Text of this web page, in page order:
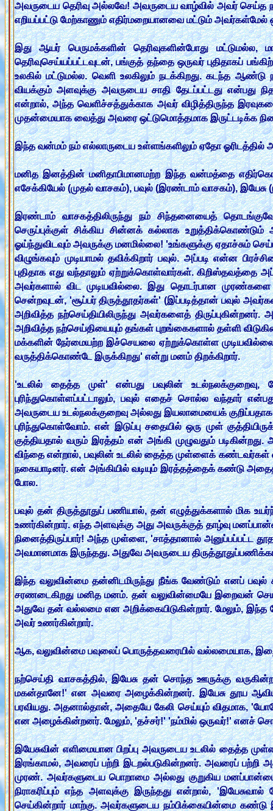
அவருடைய தெரிவு அல்லவே! அவருடைய வாழ்வில் அவர் செய்த
எறியப்பட்டு மேற்காணும் எதிர்மறையானவை மட்டும் அவர்கள்மேல்
இது ஆயர் பெருமக்களின் தெரிவுகளின்போது மட்டுமல்ல,
தெரிவுசெய்யப்பட்டவுடன், பங்குத் தந்தை ஒருவர் புதிதாகப்
உலகில் மட்டுமல்ல. வெளி உலகிலும் நடக்கிறது. கடந்த ஆண்டு
வியக்கும் அளவுக்கு அவருடைய சாதி தேடப்பட்டது என்பது
என்றால், அந்த வெளிச்சத்துக்காக அவர் விழித்திருந்த
முதன்மையாக வைத்து அவரை ஒட்டுமொத்தமாக இருட்டடிக்க
இந்த வன்மம் நம் எல்லாருடைய உள்ளங்களிலும் ஏதோ ஓரிடத்தில்
மனித இனத்தின் மனிதாபிமானமற்ற இந்த வன்மத்தை
எசேக்கியேல் (முதல் வாசகம்), பவுல் (இரண்டாம் வாசகம்), இயேசு
இரண்டாம் வாசகத்திலிருந்து நம் சிந்தனையைத்
செருப்புக்குள் சிக்கிய சின்னக் கல்லாக
ஓய்ந்துவிடவும் அவருக்கு மனமில்லை! 'உங்களுக்கு ஏதாச்சும்
விழுங்கவும் முடியாமல் தவிக்கிறார் பவுல். அப்படி என்ன
புதிதாக எது வந்தாலும் ஏற்றுக்கொள்வார்கள்.
அவர்களால் விட முடியவில்லை. இது தொடர்பான முரண்களை
சென்றவுடன், 'சூப்பர் திருத்தூதர்கள்' (இப்படித்தான் பவுல்
அறிவித்த நற்செய்தியிலிருந்து அவர்களைத்
அறிவித்த நற்செய்தியையும் தங்கள் புறங்கைகளால் தள்ளி
மக்களின் நேர்மையற்ற இச்செயலை ஏற்றுக்கொள்ள
வருத்திக்கொண்டே இருக்கிறது' என்று மனம் திறக்கிறார்.
'உடலில் தைத்த முள்' என்பது பவுலின் உடல்நலக்குறைவு,
புரிந்துகொள்ளப்பட்டாலும், பவுல் எதைச் சொல்ல வந்தார்
அவருடைய உடல்நலக்குறைவு அல்லது இயலாமையைக்
புரிந்துகொள்வோம். என் இடுப்பு சதையில் ஒரு முள்
குத்தியதால் வரும் இரத்தம் என் அங்கி முழுவதும்
விந்தை என்றால், பவுலின் உடலில் தைத்த முள்ளைக் கண்டவர்கள்
நகையாடினர். என் அங்கியில் வடியும் இரத்தத்தைக் கண்டு
போல.
பவுல் தன் திருத்தூதுப் பணியால், தன் எழுத்துக்களால் மிக
உணர்கின்றார். எந்த அளவுக்கு அது அவருக்குத் தாழ்வு
நினைத்திருப்பார்! அந்த முள்ளை, 'சாத்தானால் அனுப்பப்பட்ட
அவமானமாக இருந்தது. அதுவே அவருடைய
இந்த வலுவின்மை தன்னிடமிருந்து நீங்க வேண்டும் எனப்
சரணடைகிறது மனித மனம். தன் வலுவின்மையே இறைவன்
அதுவே தன் வல்லமை என அறிக்கையிடுகின்றார். மேலும்,
அவர் உணர்கின்றார்.
ஆக, வலுவின்மை பவுலைப் பொருத்தவரையில் வல்லமையாக,
நற்செய்தி வாசகத்தில், இயேசு தன் சொந்த ஊருக்கு
மகன்தானே!' என அவரை அழைக்கின்றனர். இயேசு தூய
பரவியது. அதனால்தான், அதையே கேலி செய்யும் விதமாக,
என அழைக்கின்றனர். மேலும், 'தச்சர்!' 'நம்மில் ஒருவர்!' எனச்
இயேசுவின் எளிமையான பிறப்பு அவருடைய உடலில் தைத்த
இரங்காமல், அவரைப் பற்றி இடறல்படுகின்றனர். அவரைப்
முரண். அவர்களுடைய பொறாமை அல்லது குறுகிய
நிராகரிப்பும் எந்த அளவுக்கு இருந்தது என்றால்,
செய்கின்றார் மாற்கு. அவர்களுடைய நம்பிக்கையின்மை கண்டு